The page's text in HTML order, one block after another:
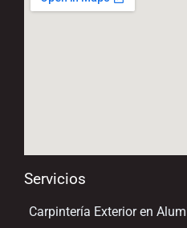
Servicios
Carpintería Exterior en